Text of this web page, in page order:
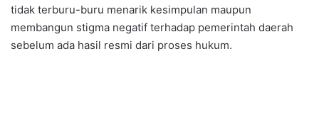
tidak terburu-buru menarik kesimpulan maupun
membangun stigma negatif terhadap pemerintah daerah
sebelum ada hasil resmi dari proses hukum.